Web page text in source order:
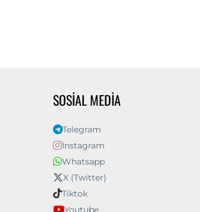
SOSIAL MEDIA
Telegram
Instagram
Whatsapp
X (Twitter)
Tiktok
Youtube